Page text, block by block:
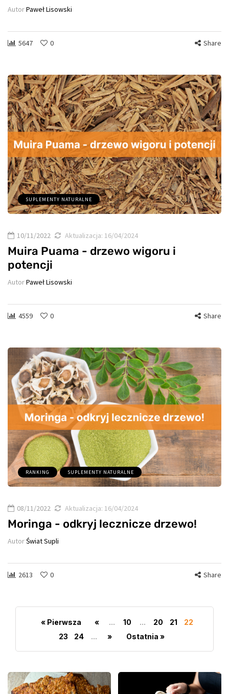
AutorPaweł Lisowski
5647 0 Share
SUPLEMENTY NATURALNE
10/11/2022 Aktualizacja: 16/04/2024
Muira Puama - drzewo wigoru i
potencji
AutorPaweł Lisowski
4559 0 Share
RANKING SUPLEMENTY NATURALNE
08/11/2022 Aktualizacja: 16/04/2024
Moringa - odkryj lecznicze drzewo!
AutorŚwiat Supli
2613 0 Share
« Pierwsza « ... 10 ... 20 21
22
23
24 ... » Ostatnia »